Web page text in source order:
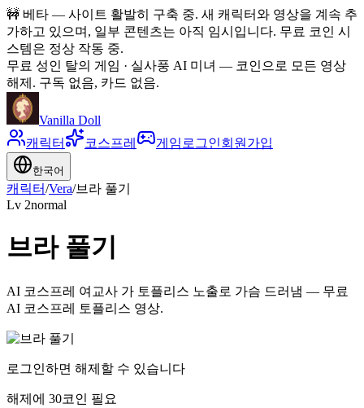
🚧 베타 — 사이트 활발히 구축 중. 새 캐릭터와 영상을 계속 추
가하고 있으며, 일부 콘텐츠는 아직 임시입니다. 무료 코인 시
스템은 정상 작동 중.
무료 성인 탈의 게임 · 실사풍 AI 미녀 — 코인으로 모든 영상
해제. 구독 없음, 카드 없음.
Vanilla Doll
캐릭터
코스프레 게임 로그인회원가입
한국어
캐릭터/Vera/브라 풀기
Lv 2normal
브라 풀기
AI 코스프레 여교사 가 토플리스 노출로 가슴 드러냄 — 무료
AI 코스프레 토플리스 영상.
로그인하면 해제할 수 있습니다
해제에 30코인 필요